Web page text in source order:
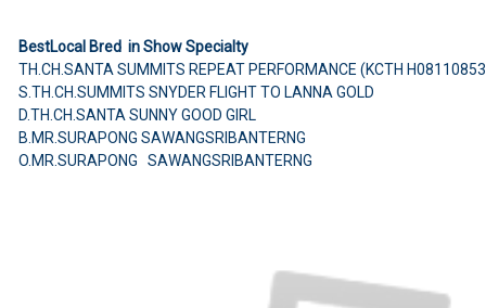
BestLocal Bred in Show Specialty
TH.CH.SANTA SUMMITS REPEAT PERFORMANCE (KCTH
S.TH.CH.SUMMITS SNYDER FLIGHT TO LANNA GOLD
D.TH.CH.SANTA SUNNY GOOD GIRL
B.MR.SURAPONG SAWANGSRIBANTERNG
O.MR.SURAPONG SAWANGSRIBANTERNG